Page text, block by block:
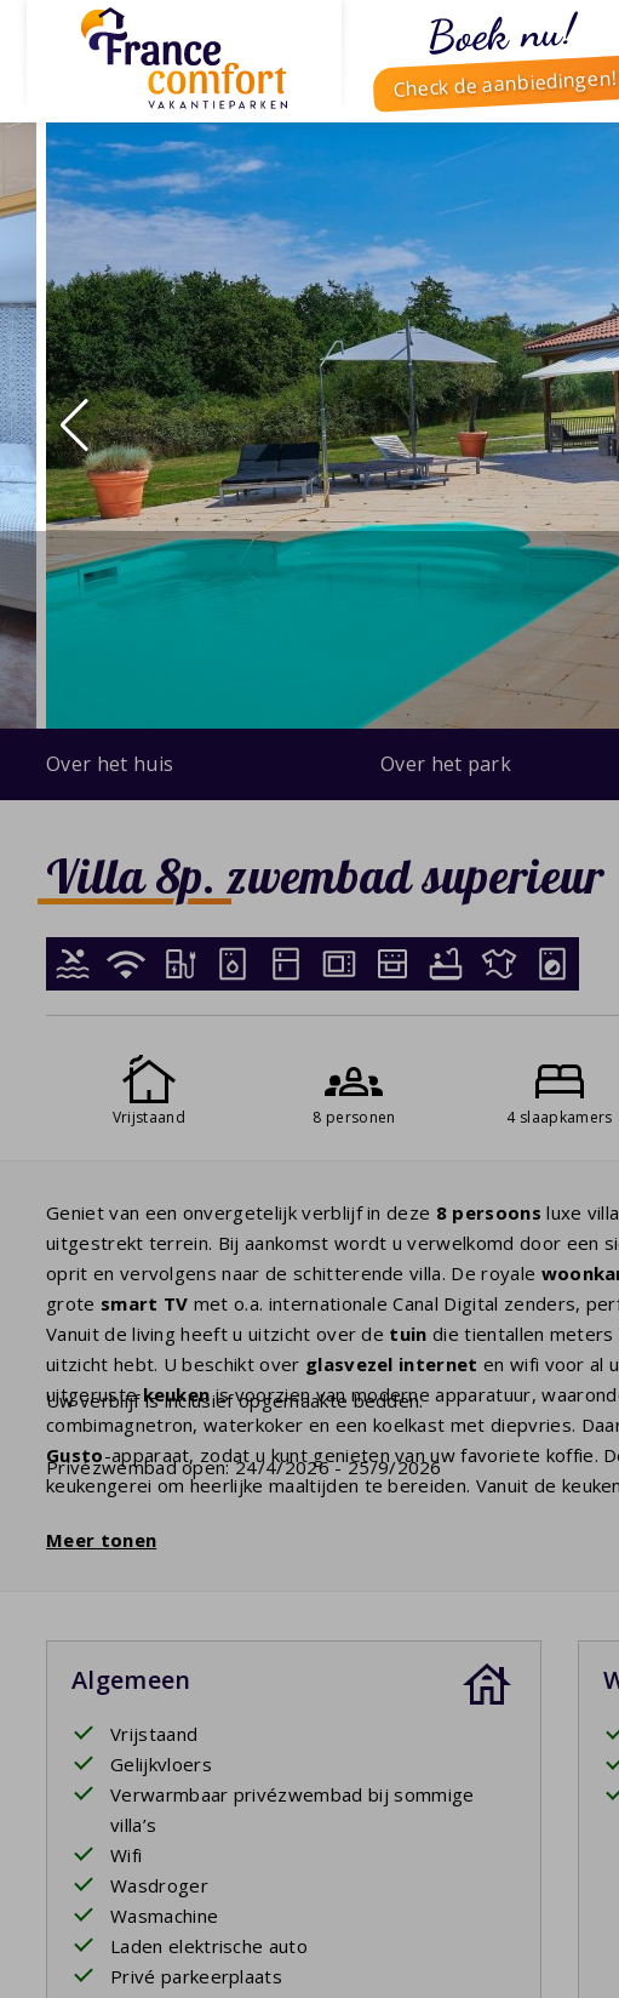
Boek nu!
Check de aanbiedingen!
Over het huis Over het park
Villa 8p. zwembad superieur
Vrijstaand 8 personen 4 slaapkamers
Geniet van een onvergetelijk verblijf in deze 8 persoons luxe
uitgestrekt terrein. Bij aankomst wordt u verwelkomd door een
oprit en vervolgens naar de schitterende villa. De royale
grote smart TV met o.a. internationale Canal Digital zenders,
Vanuit de living heeft u uitzicht over de tuin die tientallen
uitzicht hebt. U beschikt over glasvezel internet en wifi voor al
uitgerustekeukenis voorzien van moderne apparatuur,
combimagnetron, waterkoker en een koelkast met diepvries.
Gusto-apparaat, zodat u kunt genieten van uw favoriete koffie.
keukengerei om heerlijke maaltijden te bereiden. Vanuit de
comfortabele boxspringbedden voor een goede nachtrust. Er zijn
te ontspannen en te genieten van de zon. Hetprivézwembad
ontspanning onder de zon. Het grote terrein biedt volop ruimte
elektrische auto's
op te laden. Indien u dat wilt kunt u dit
standaard stopcontact net als alle andere stopcontacten in het
nemen.
Uw verblijf is inclusief opgemaakte bedden.
Privézwembad open: 24/4/2026 - 25/9/2026
Meer tonen
Algemeen
Vrijstaand
Gelijkvloers
Verwarmbaar privézwembad bij sommige
villa’s
Wifi
Wasdroger
Wasmachine
Laden elektrische auto
Privé parkeerplaats